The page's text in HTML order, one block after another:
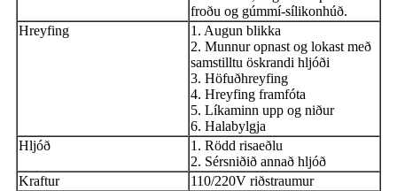
froðu og gúmmí-sílikonhúð.
Hreyfing
1. Augun blikka
2. Munnur opnast og lokast með
samstilltu öskrandi hljóði
3. Höfuðhreyfing
4. Hreyfing framfóta
5. Líkaminn upp og niður
6. Halabylgja
Hljóð
1. Rödd risaeðlu
2. Sérsniðið annað hljóð
Kraftur
110/220V riðstraumur